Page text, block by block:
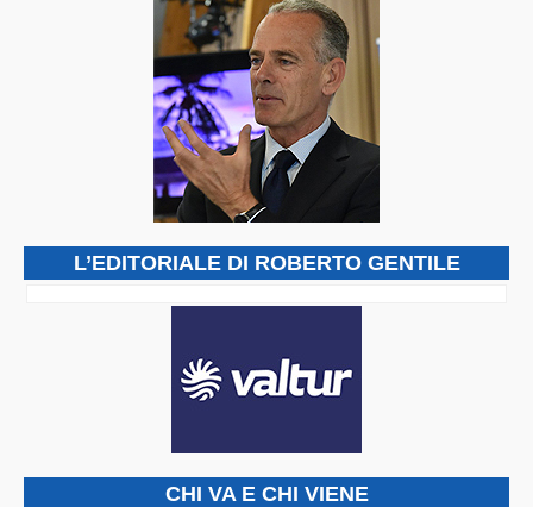
L’EDITORIALE DI ROBERTO GENTILE
CHI VA E CHI VIENE